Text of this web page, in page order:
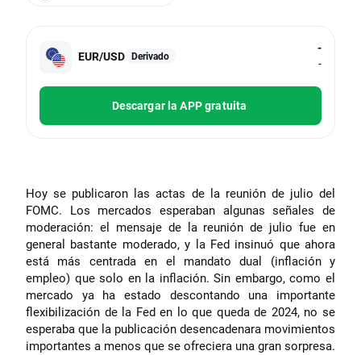
EUR/USD Derivado
-
-
Descargar la APP gratuita
Hoy se publicaron las actas de la reunión de julio del
FOMC. Los mercados esperaban algunas señales de
moderación: el mensaje de la reunión de julio fue en
general bastante moderado, y la Fed insinuó que ahora
está más centrada en el mandato dual (inflación y
empleo) que solo en la inflación. Sin embargo, como el
mercado ya ha estado descontando una importante
flexibilización de la Fed en lo que queda de 2024, no se
esperaba que la publicación desencadenara movimientos
importantes a menos que se ofreciera una gran sorpresa.